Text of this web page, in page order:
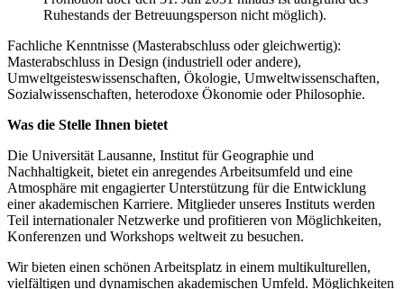
Ruhestands der Betreuungsperson nicht möglich).
Fachliche Kenntnisse (Masterabschluss oder gleichwertig):
Masterabschluss in Design (industriell oder andere),
Umweltgeisteswissenschaften, Ökologie, Umweltwissenschaften,
Sozialwissenschaften, heterodoxe Ökonomie oder Philosophie.
Was die Stelle Ihnen bietet
Die Universität Lausanne, Institut für Geographie und
Nachhaltigkeit, bietet ein anregendes Arbeitsumfeld und eine
Atmosphäre mit engagierter Unterstützung für die Entwicklung
einer akademischen Karriere. Mitglieder unseres Instituts werden
Teil internationaler Netzwerke und profitieren von Möglichkeiten,
Konferenzen und Workshops weltweit zu besuchen.
Wir bieten einen schönen Arbeitsplatz in einem multikulturellen,
vielfältigen und dynamischen akademischen Umfeld. Möglichkeiten